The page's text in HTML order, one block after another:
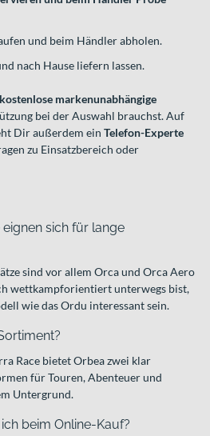
und beim Händler abholen.
nach Hause liefern lassen.
kostenlose markenunabhängige
bei der Auswahl brauchst. Auf
Dir außerdem ein Telefon-Experte
zu Einsatzbereich oder
sich für lange
sind vor allem Orca und Orca Aero
wettkampforientiert unterwegs bist,
wie das Ordu interessant sein.
Race bietet Orbea zwei klar
für Touren, Abenteuer und
Untergrund.
beim Online-Kauf?